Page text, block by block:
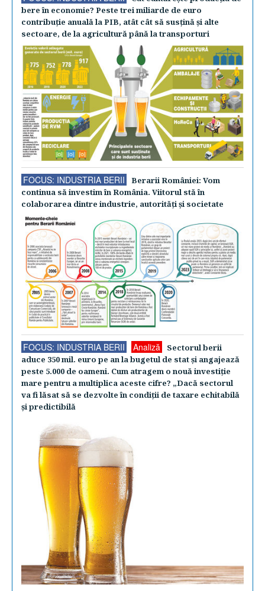
bere în economie? Peste trei miliarde de euro
contribuţie anuală la PIB, atât cât să susţină şi alte
sectoare, de la agricultură până la transporturi
FOCUS: INDUSTRIA BERII
Berarii României: Vom
continua să investim în România. Viitorul stă în
colaborarea dintre industrie, autorităţi şi societate
FOCUS: INDUSTRIA BERII Analiză
Sectorul berii
aduce 350 mil. euro pe an la bugetul de stat şi angajează
peste 5.000 de oameni. Cum atragem o nouă investiţie
mare pentru a multiplica aceste cifre? „Dacă sectorul
va fi lăsat să se dezvolte în condiţii de taxare echitabilă
şi predictibilă